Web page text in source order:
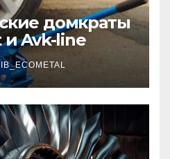
домкраты
Avk-line